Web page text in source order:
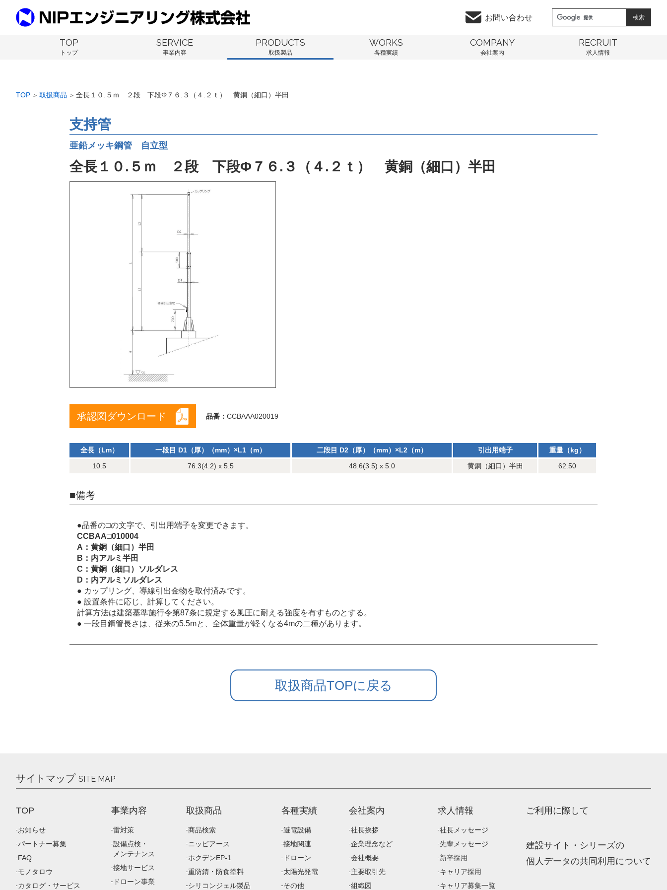
お問い合わせ
TOP
トップ
SERVICE
事業内容
PRODUCTS
取扱製品
WORKS
各種実績
COMPANY
会社案内
RECRUIT
求人情報
TOP ＞ 取扱商品 ＞ 全長１０.５ｍ ２段 下段Φ７６.３（４.２ｔ） 黄銅（細口）半田
支持管
亜鉛メッキ鋼管 自立型
全長１０.５ｍ ２段 下段Φ７６.３（４.２ｔ） 黄銅（細口）半田
承認図ダウンロード 品番： CCBAAA020019
全長（Lm） 一段目 D1（厚）（mm）×L1（m） 二段目 D2（厚）（mm）×L2（m） 引出用端子
重量（kg）
10.5
76.3(4.2) x 5.5 48.6(3.5) x 5.0 黄銅（細口）半田 62.50
■備考
●品番の□の文字で、引出用端子を変更できます。
CCBAA□010004
A：黄銅（細口）半田
B：内アルミ半田
C：黄銅（細口）ソルダレス
D：内アルミソルダレス
● カップリング、導線引出金物を取付済みです。
● 設置条件に応じ、計算してください。
計算方法は建築基準施行令第87条に規定する風圧に耐える強度を有すものとする。
● 一段目鋼管長さは、従来の5.5mと、全体重量が軽くなる4mの二種があります。
取扱商品TOPに戻る
サイトマップ SITE MAP
TOP
お知らせ
パートナー募集
FAQ
モノタロウ
カタログ・サービス
事業内容
雷対策
設備点検・
メンテナンス
接地サービス
ドローン事業
取扱商品
商品検索
ニッピアース
ホクデンEP-1
重防錆・防食塗料
シリコンジェル製品
各種実績
避電設備
接地関連
ドローン
太陽光発電
その他
会社案内
社長挨拶
企業理念など
会社概要
主要取引先
組織図
求人情報
社長メッセージ
先輩メッセージ
新卒採用
キャリア採用
キャリア募集一覧
ご利用に際して
建設サイト・シリーズの
個人データの共同利用について